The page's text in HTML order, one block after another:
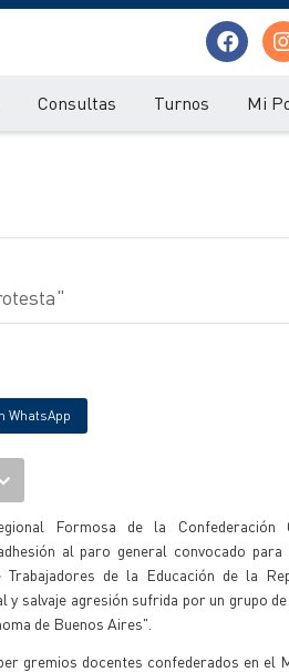
Consultas Turnos Mi
WhatsApp
Formosa de la Confederación
al paro general convocado
Trabajadores de la Educación de la
y salvaje agresión sufrida por un grupo
de Buenos Aires".
gremios docentes confederados en el